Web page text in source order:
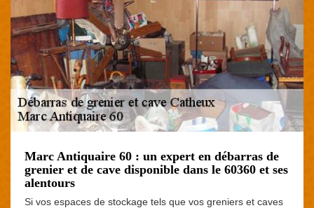
Marc Antiquaire 60 : un expert en débarras de
grenier et de cave disponible dans le 60360 et ses
alentours
Si vos espaces de stockage tels que vos greniers et caves